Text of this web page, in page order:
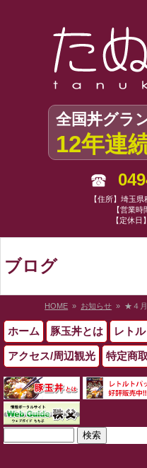
全国丼グラ
12年連
【住所】埼玉
【営業
【定休日
ブログ
HOME » お知らせ » ★４月
ホーム 豚玉丼とは レト
アクセス/周辺観光 特定商
索: